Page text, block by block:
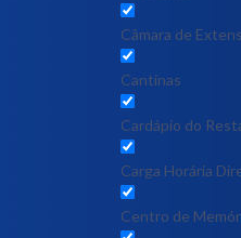
Câmara de
Cantinas
Cardápio do
Carga Horária
Centro de